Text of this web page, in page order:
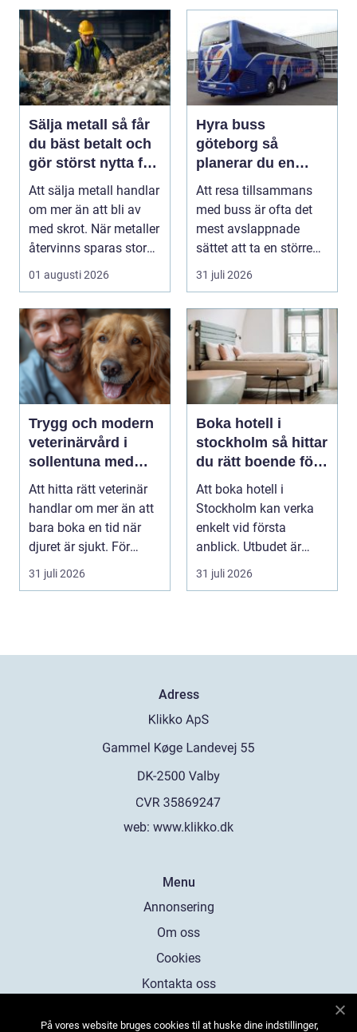
Sälja metall så får
du bäst betalt och
gör störst nytta för
miljön
Att sälja metall handlar
om mer än att bli av
med skrot. När metaller
återvinns sparas stora
mängder...
01 augusti 2026
Hyra buss
göteborg så
planerar du en
trygg och smidig
gruppresa
Att resa tillsammans
med buss är ofta det
mest avslappnade
sättet att ta en större
grupp från punkt ...
31 juli 2026
Trygg och modern
veterinärvård i
sollentuna med
omnejd
Att hitta rätt veterinär
handlar om mer än att
bara boka en tid när
djuret är sjukt. För
många djurä...
31 juli 2026
Boka hotell i
stockholm så hittar
du rätt boende för
din vistelse
Att boka hotell i
Stockholm kan verka
enkelt vid första
anblick. Utbudet är
stort, standarden är
gen...
31 juli 2026
Adress
web: www.klikko.dk
Menu
Annonsering
Om oss
Cookies
Kontakta oss
På vores website bruges cookies til at huske dine indstillinger,